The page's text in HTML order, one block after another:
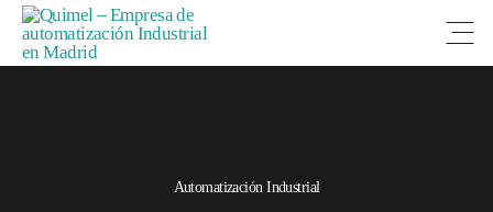
Automatización Industrial